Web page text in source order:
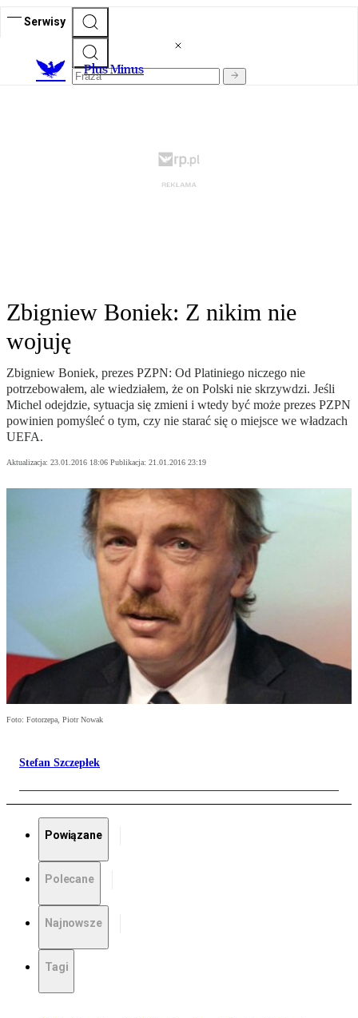
Serwisy
Plus Minus
Zbigniew Boniek: Z nikim nie
wojuję
Zbigniew Boniek, prezes PZPN: Od Platiniego niczego nie
potrzebowałem, ale wiedziałem, że on Polski nie skrzywdzi. Jeśli
Michel odejdzie, sytuacja się zmieni i wtedy być może prezes PZPN
powinien pomyśleć o tym, czy nie starać się o miejsce we władzach
UEFA.
Aktualizacja: 23.01.2016 18:06 Publikacja: 21.01.2016 23:19
Foto: Fotorzepa, Piotr Nowak
Stefan Szczepłek
Powiązane
Polecane
Najnowsze
Tagi